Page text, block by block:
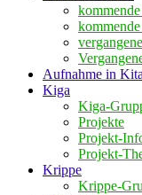
Aufnahme in Kita
Kiga
Kiga-
Projekte
Projekt-
Projekt-
Krippe
Krippe-